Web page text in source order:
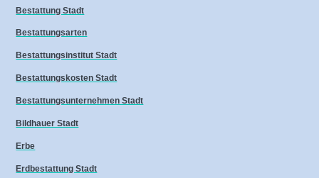
Bestattung Stadt
Bestattungsarten
Bestattungsinstitut Stadt
Bestattungskosten Stadt
Bestattungsunternehmen Stadt
Bildhauer Stadt
Erbe
Erdbestattung Stadt